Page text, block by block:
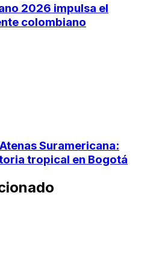
2026 impulsa el
colombiano
Suramericana:
tropical en Bogotá